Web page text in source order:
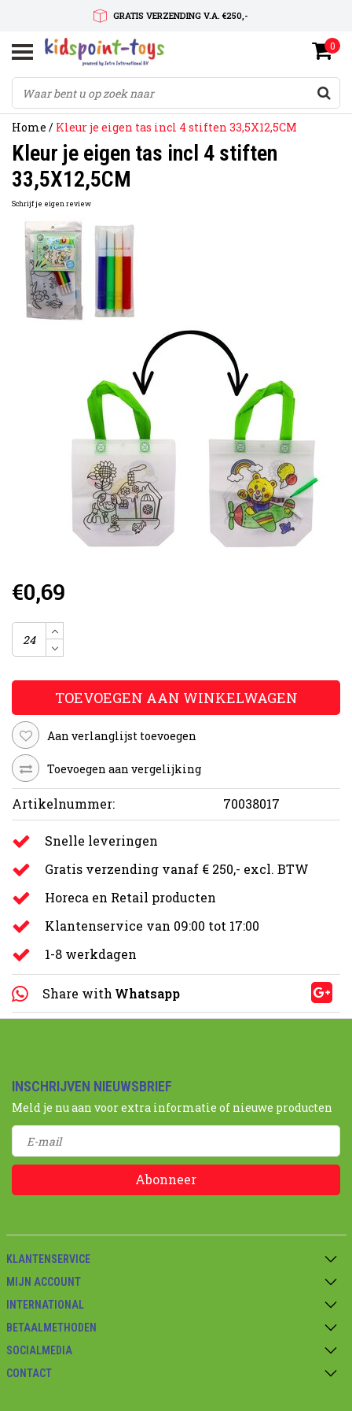
GRATIS VERZENDING V.A. €250,-
SNELLE LEVERTIJD
SERVICE OP MAAT
0
Home / Kleur je eigen tas incl 4 stiften 33,5X12,5CM
Kleur je eigen tas incl 4 stiften
33,5X12,5CM
Schrijf je eigen review
€0,69
TOEVOEGEN AAN WINKELWAGEN
Aan verlanglijst toevoegen
Toevoegen aan vergelijking
Artikelnummer: 70038017
Snelle leveringen
Gratis verzending vanaf € 250,- excl. BTW
Horeca en Retail producten
Klantenservice van 09:00 tot 17:00
1-8 werkdagen
Share with Whatsapp
INSCHRIJVEN NIEUWSBRIEF
Meld je nu aan voor extra informatie of nieuwe producten
Abonneer
KLANTENSERVICE
MIJN ACCOUNT
INTERNATIONAL
BETAALMETHODEN
SOCIALMEDIA
CONTACT